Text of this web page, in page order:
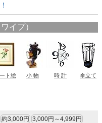
約3,000円 3,000円～4,999円